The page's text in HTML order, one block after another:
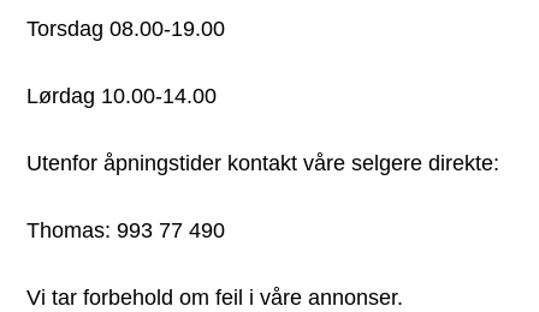
Torsdag 08.00-19.00
Lørdag 10.00-14.00
Utenfor åpningstider kontakt våre selgere direkte:
Thomas: 993 77 490
Vi tar forbehold om feil i våre annonser.